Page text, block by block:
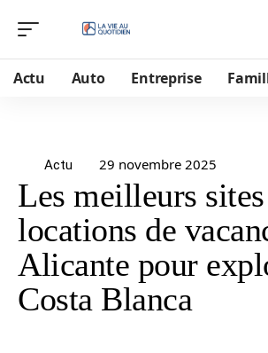
Actu Auto Entreprise
Actu 29 novembre 2025
Les meilleurs
locations de
Alicante pour
Costa Blanca